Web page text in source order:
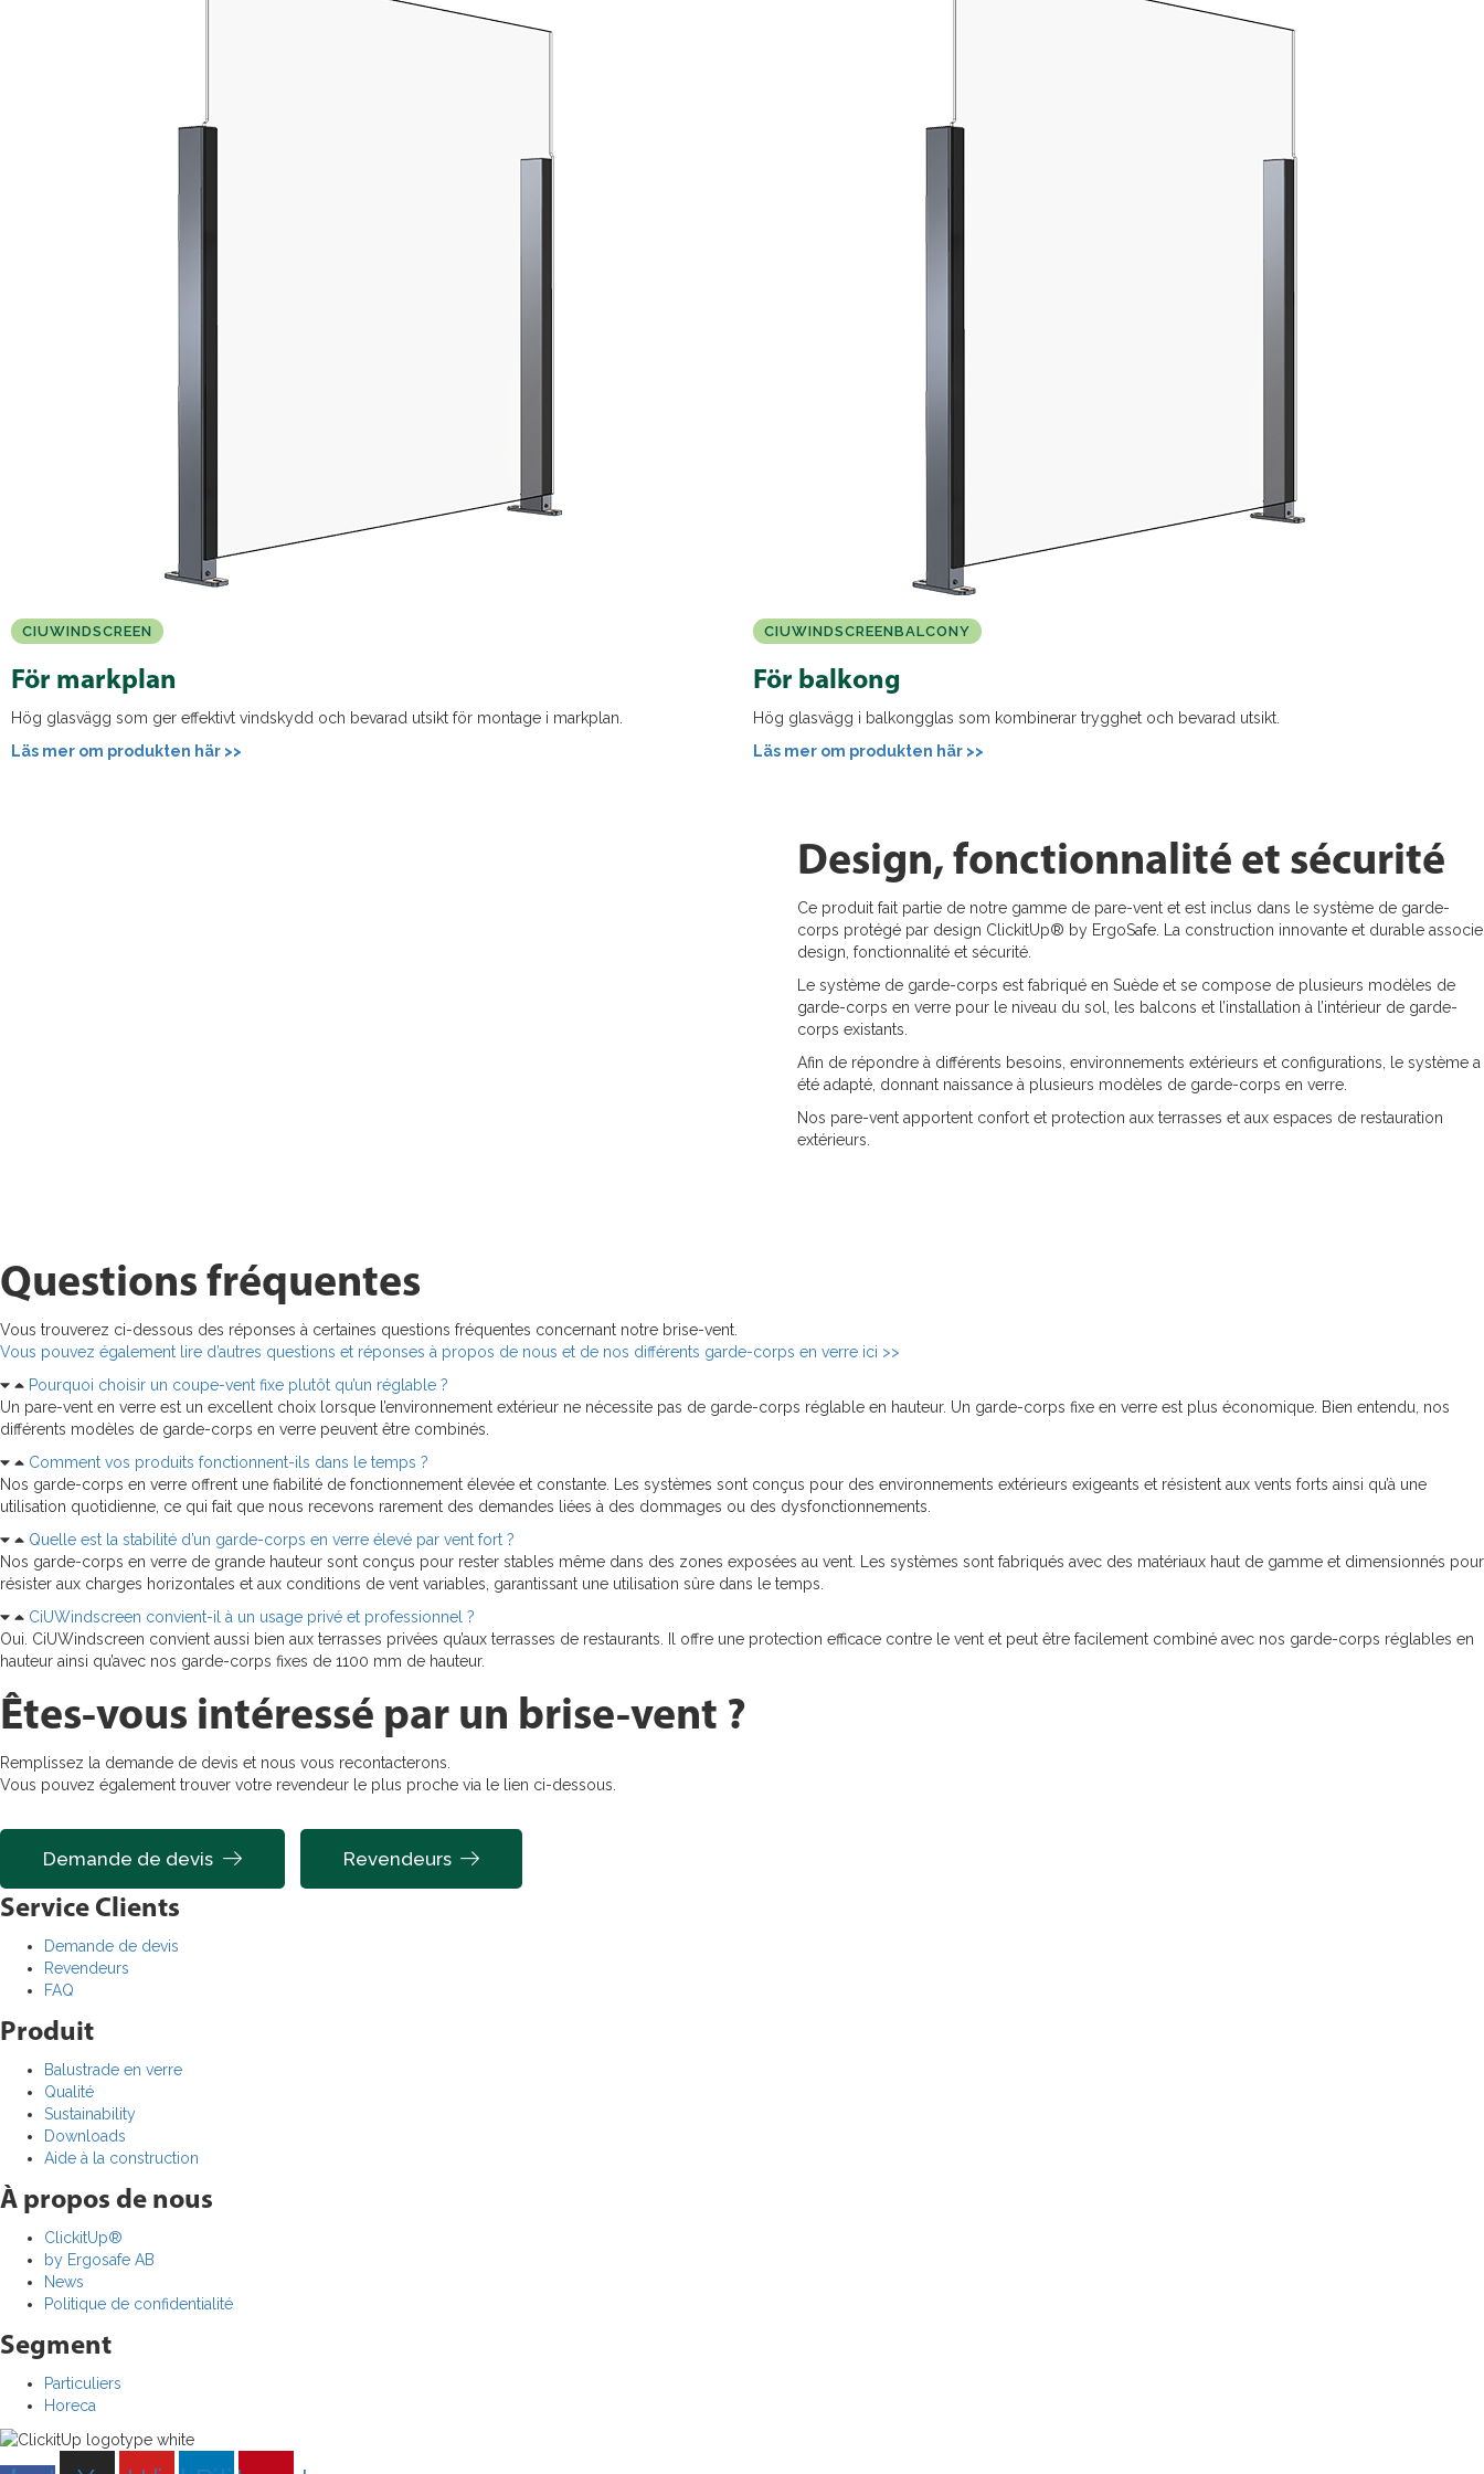
CIUWINDSCREEN
För markplan
Hög glasvägg som ger effektivt vindskydd och bevarad utsikt för montage i markplan.
Läs mer om produkten här >>
CIUWINDSCREENBALCONY
För balkong
Hög glasvägg i balkongglas som kombinerar trygghet och bevarad utsikt.
Läs mer om produkten här >>
Design, fonctionnalité et sécurité
Ce produit fait partie de notre gamme de pare-vent et est inclus dans le système de garde-
corps protégé par design ClickitUp® by ErgoSafe. La construction innovante et durable associe
design, fonctionnalité et sécurité.
Le système de garde-corps est fabriqué en Suède et se compose de plusieurs modèles de
garde-corps en verre pour le niveau du sol, les balcons et l’installation à l’intérieur de garde-
corps existants.
Afin de répondre à différents besoins, environnements extérieurs et configurations, le système a
été adapté, donnant naissance à plusieurs modèles de garde-corps en verre.
Nos pare-vent apportent confort et protection aux terrasses et aux espaces de restauration
extérieurs.
Questions fréquentes
Vous trouverez ci-dessous des réponses à certaines questions fréquentes concernant notre brise-vent.
Vous pouvez également lire d’autres questions et réponses à propos de nous et de nos différents garde-corps en verre ici >>
Pourquoi choisir un coupe-vent fixe plutôt qu’un réglable ?
Un pare-vent en verre est un excellent choix lorsque l’environnement extérieur ne nécessite pas de garde-corps réglable en hauteur. Un garde-corps fixe en verre est plus économique. Bien entendu, nos
différents modèles de garde-corps en verre peuvent être combinés.
Comment vos produits fonctionnent-ils dans le temps ?
Nos garde-corps en verre offrent une fiabilité de fonctionnement élevée et constante. Les systèmes sont conçus pour des environnements extérieurs exigeants et résistent aux vents forts ainsi qu’à une
utilisation quotidienne, ce qui fait que nous recevons rarement des demandes liées à des dommages ou des dysfonctionnements.
Quelle est la stabilité d’un garde-corps en verre élevé par vent fort ?
Nos garde-corps en verre de grande hauteur sont conçus pour rester stables même dans des zones exposées au vent. Les systèmes sont fabriqués avec des matériaux haut de gamme et dimensionnés pour
résister aux charges horizontales et aux conditions de vent variables, garantissant une utilisation sûre dans le temps.
CiUWindscreen convient-il à un usage privé et professionnel ?
Oui. CiUWindscreen convient aussi bien aux terrasses privées qu’aux terrasses de restaurants. Il offre une protection efficace contre le vent et peut être facilement combiné avec nos garde-corps réglables en
hauteur ainsi qu’avec nos garde-corps fixes de 1100 mm de hauteur.
Êtes-vous intéressé par un brise-vent ?
Remplissez la demande de devis et nous vous recontacterons.
Vous pouvez également trouver votre revendeur le plus proche via le lien ci-dessous.
Demande de devis Revendeurs
Service Clients
Demande de devis
Revendeurs
FAQ
Produit
Balustrade en verre
Qualité
Sustainability
Downloads
Aide à la construction
À propos de nous
ClickitUp®
by Ergosafe AB
News
Politique de confidentialité
Segment
Particuliers
Horeca